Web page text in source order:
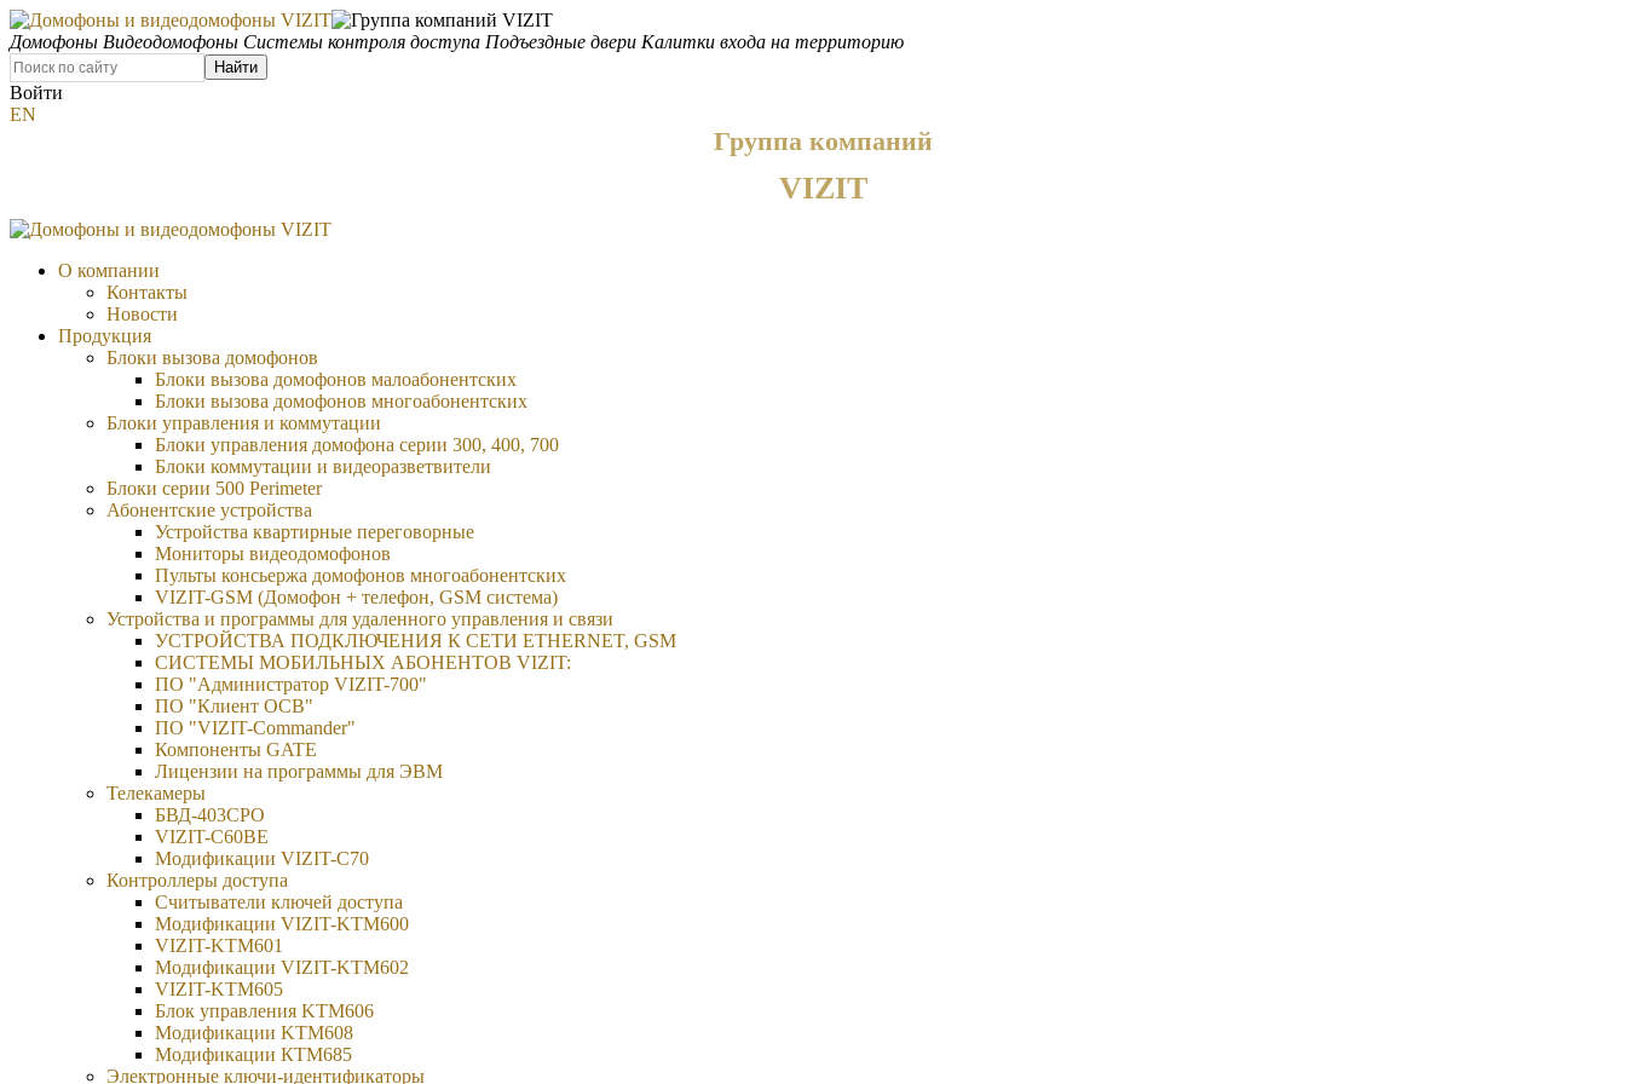
Домофоны Видеодомофоны Системы контроля доступа Подъездные двери Калитки входа на территорию
Найти
Войти
EN
Группа компаний
VIZIT
О компании
Контакты
Новости
Продукция
Блоки вызова домофонов
Блоки вызова домофонов малоабонентских
Блоки вызова домофонов многоабонентских
Блоки управления и коммутации
Блоки управления домофона серии 300, 400, 700
Блоки коммутации и видеоразветвители
Блоки серии 500 Perimeter
Абонентские устройства
Устройства квартирные переговорные
Мониторы видеодомофонов
Пульты консьержа домофонов многоабонентских
VIZIT-GSM (Домофон + телефон, GSM система)
Устройства и программы для удаленного управления и связи
УСТРОЙСТВА ПОДКЛЮЧЕНИЯ К СЕТИ ETHERNET, GSM
CИСТЕМЫ МОБИЛЬНЫХ АБОНЕНТОВ VIZIT:
ПО "Администратор VIZIT-700"
ПО "Клиент ОСВ"
ПО "VIZIT-Commander"
Компоненты GATE
Лицензии на программы для ЭВМ
Телекамеры
БВД-403СРО
VIZIT-С60BE
Модификации VIZIT-C70
Контроллеры доступа
Считыватели ключей доступа
Модификации VIZIT-KTM600
VIZIT-KTM601
Модификации VIZIT-KTM602
VIZIT-KTM605
Блок управления KTM606
Модификации KTM608
Модификации КТМ685
Электронные ключи-идентификаторы